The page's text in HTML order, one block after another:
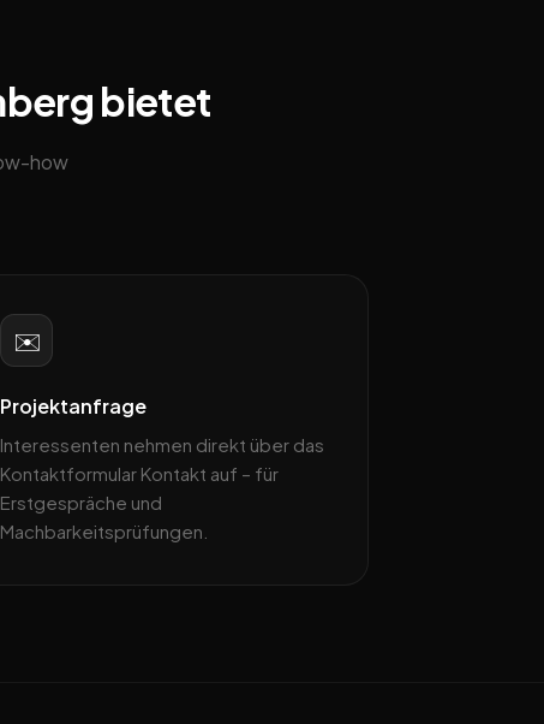
bietet
how
✉️
Projektanfrage
Interessenten nehmen direkt über das
Kontaktformular Kontakt auf – für
Erstgespräche und
Machbarkeitsprüfungen.